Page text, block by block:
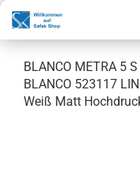
BLANCO METRA 5
BLANCO 523117
Weiß Matt